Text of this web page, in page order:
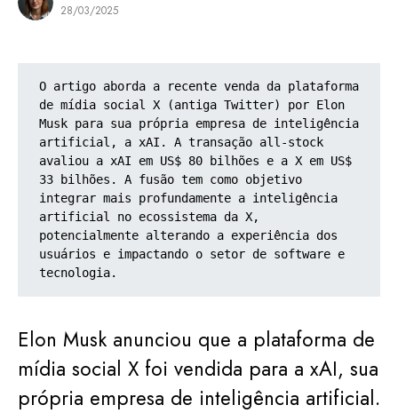
28/03/2025
O artigo aborda a recente venda da plataforma
de mídia social X (antiga Twitter) por Elon
Musk para sua própria empresa de inteligência
artificial, a xAI. A transação all-stock
avaliou a xAI em US$ 80 bilhões e a X em US$
33 bilhões. A fusão tem como objetivo
integrar mais profundamente a inteligência
artificial no ecossistema da X,
potencialmente alterando a experiência dos
usuários e impactando o setor de software e
tecnologia.
Elon Musk anunciou que a plataforma de
mídia social X foi vendida para a xAI, sua
própria empresa de inteligência artificial.